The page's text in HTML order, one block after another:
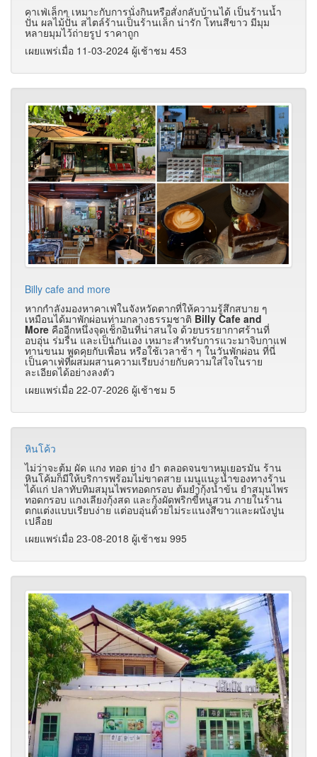
คาเฟ่เล็กๆ เหมาะกับการนั่งกินหรือสั่งกลับบ้านได้ เป็นร้านน้ำ
ปั่น ผลไม้ปั่น สไตล์ร้านเป็นร้านเล็ก น่ารัก โทนสีขาว มีมุม
หลายมุมไว้ถ่ายรูป ราคาถูก
เผยแพร่เมื่อ 11-03-2024 ผู้เช้าชม 453
Billy cafe and more
หากกำลังมองหาคาเฟ่ในจังหวัดตากที่ให้ความรู้สึกสบาย ๆ
เหมือนได้มาพักผ่อนท่ามกลางธรรมชาติ Billy Cafe and
More คืออีกหนึ่งจุดเช็กอินที่น่าสนใจ ด้วยบรรยากาศร้านที่
อบอุ่น ร่มรื่น และเป็นกันเอง เหมาะสำหรับการแวะมาจิบกาแฟ
ทานขนม พูดคุยกับเพื่อน หรือใช้เวลาช้า ๆ ในวันพักผ่อน ที่นี่
เป็นคาเฟ่ที่ผสมผสานความเรียบง่ายกับความใส่ใจในราย
ละเอียดได้อย่างลงตัว
เผยแพร่เมื่อ 22-07-2026 ผู้เช้าชม 5
หินโค้ว
ไม่ว่าจะต้ม ผัด แกง ทอด ย่าง ยำ ตลอดจนขาหมูเยอรมัน ร้าน
หินโค้มก็มีให้บริการพร้อมไม่ขาดสาย เมนูแนะนำของทางร้าน
ได้แก่ ปลาทับทิมสมุนไพรทอดกรอบ ต้มยำกุ้งน้ำข้น ยำสมุนไพร
ทอดกรอบ แกงเลียงกุ้งสด และกุ้งผัดพริกขี้หนูสวน ภายในร้าน
ตกแต่งแบบเรียบง่าย แต่อบอุ่นด้วยไม่ระแนงสีขาวและผนังปูน
เปลือย
เผยแพร่เมื่อ 23-08-2018 ผู้เช้าชม 995